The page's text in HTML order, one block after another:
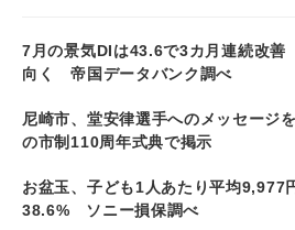
7月の景気DIは43.6で3カ月連続改
向く 帝国データバンク調べ
尼崎市、堂安律選手へのメッセージ
の市制110周年式典で掲示
お盆玉、子ども1人あたり平均
38.6% ソニー損保調べ